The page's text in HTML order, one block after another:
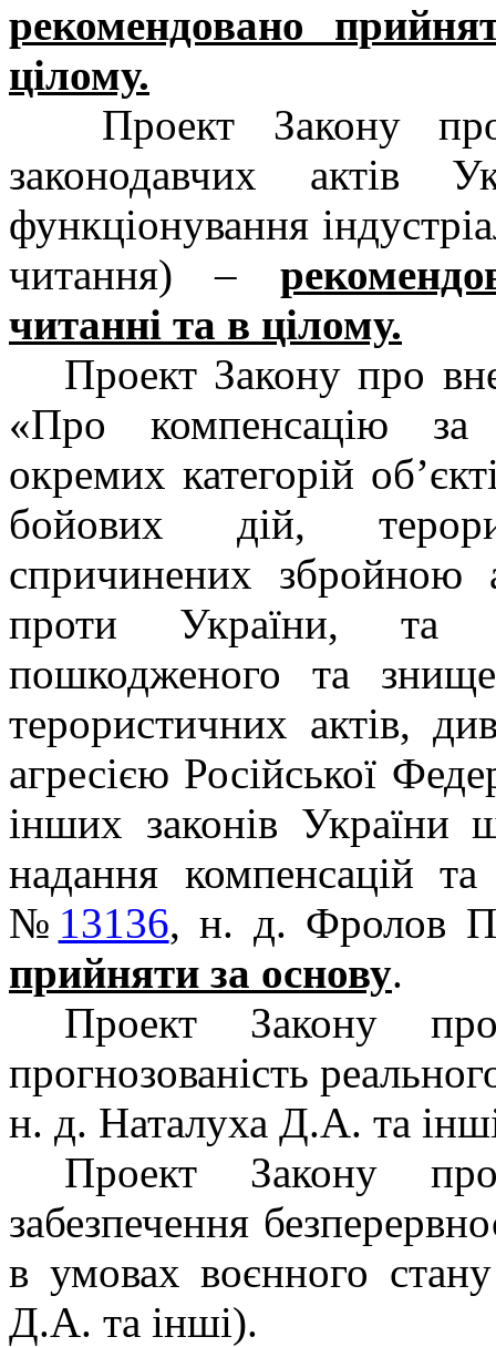
рекомендовано
цілому.
Проект Закону
законодавчих актів
функціонування
читання)–
читанні та в цілому.
Проект Закону про
«Про компенсацію
окремих категорій
бойових дій,
спричинених збройною
проти України, та
пошкодженого та
терористичних актів,
агресією Російської
інших законів України
надання компенсацій
№ 13136, н. д. Фролов
прийняти за основу.
Проект Закону
прогнозованість
н. д. Наталуха Д.А. та
Проект Закону
забезпечення
в умовах воєнного
Д.А. та інші).